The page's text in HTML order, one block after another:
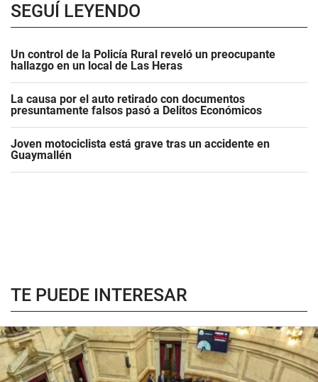
SEGUÍ LEYENDO
Un control de la Policía Rural reveló un preocupante
hallazgo en un local de Las Heras
La causa por el auto retirado con documentos
presuntamente falsos pasó a Delitos Económicos
Joven motociclista está grave tras un accidente en
Guaymallén
TE PUEDE INTERESAR